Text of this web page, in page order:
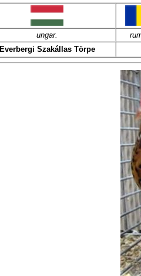
ungar.
Everbergi Szakállas Törpe